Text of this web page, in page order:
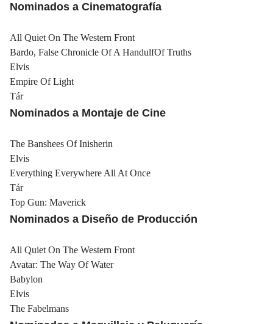
Nominados a Cinematografía
All Quiet On The Western Front
Bardo, False Chronicle Of A HandulfOf Truths
Elvis
Empire Of Light
Tár
Nominados a Montaje de Cine
The Banshees Of Inisherin
Elvis
Everything Everywhere All At Once
Tár
Top Gun: Maverick
Nominados a Diseño de Producción
All Quiet On The Western Front
Avatar: The Way Of Water
Babylon
Elvis
The Fabelmans